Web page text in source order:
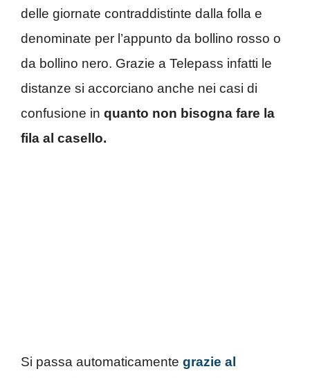
delle giornate contraddistinte dalla folla e
denominate per l’appunto da bollino rosso o
da bollino nero. Grazie a Telepass infatti le
distanze si accorciano anche nei casi di
confusione in quanto non bisogna fare la
fila al casello.
Si passa automaticamente grazie al